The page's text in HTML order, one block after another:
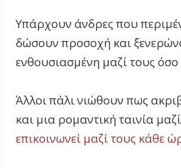
Υπάρχουν άνδρες που
δώσουν προσοχή και
ενθουσιασμένη μαζί τους όσο
Άλλοι πάλι νιώθουν πως
και μια ρομαντική ταινία
επικοινωνεί μαζί τους κάθε